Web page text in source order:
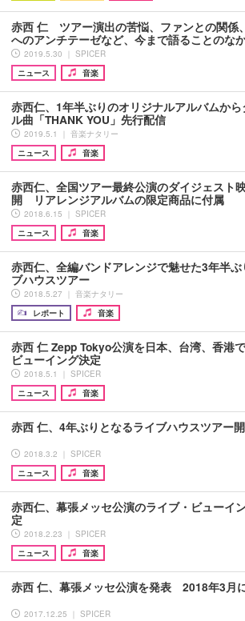
赤西 仁 ツアー演出の苦悩、ファンとの関係
へのアンチテーゼなど、今まで語ることのな
2019.5.30 ｜ SPICER
ニュース
音楽
赤西仁、1年半ぶりのオリジナルアルバムから
ル曲「THANK YOU」先行配信
2019.5.1 ｜ 音楽ナタリー
ニュース
音楽
赤西仁、全国ツアー最終公演のダイジェスト
開 リアレンジアルバムの限定商品に付属
2018.6.15 ｜ SPICER
ニュース
音楽
赤西仁、全編バンドアレンジで魅せた3年半ぶ
ブハウスツアー
2018.5.27 ｜ 音楽ナタリー
レポート
音楽
赤西 仁 Zepp Tokyo公演を日本、台湾、香港
ビューイング決定
2018.5.1 ｜ SPICER
ニュース
音楽
赤西 仁、4年ぶりとなるライブハウスツアー
2018.3.2 ｜ SPICER
ニュース
音楽
赤西仁、幕張メッセ公演のライブ・ビューイ
定
2018.2.23 ｜ SPICER
ニュース
音楽
赤西 仁、幕張メッセ公演を発表 2018年3月
2017.12.25 ｜ SPICER